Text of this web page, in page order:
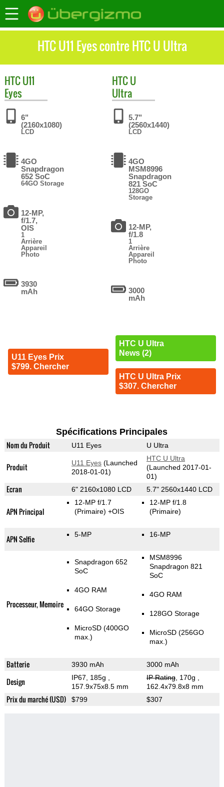
HTC U11 Eyes contre HTC U Ultra
HTCU11
Eyes
6"
(2160x1080)
LCD
4GO
Snapdragon
652 SoC
64GO Storage
12-MP,
f/1.7,
OIS
1
Arrière
Appareil
Photo
3930
mAh
U11 Eyes Prix
$799. Chercher
HTCU
Ultra
5.7"
(2560x1440)
LCD
4GO
MSM8996
Snapdragon
821 SoC
128GO
Storage
12-MP,
f/1.8
1
Arrière
Appareil
Photo
3000
mAh
HTC U Ultra
News (2)
HTC U Ultra Prix
$307. Chercher
Spécifications Principales
Nom du Produit U11 Eyes U Ultra
Produit U11 Eyes(Launched
2018-01-01)
HTC U Ultra
(Launched 2017-01-
01)
Ecran 6" 2160x1080 LCD 5.7" 2560x1440 LCD
APN Principal
12-MP f/1.7
(Primaire) +OIS
12-MP f/1.8
(Primaire)
APN Selfie 5-MP 16-MP
Processeur, Memoire
Snapdragon 652
SoC
4GO RAM
64GO Storage
MicroSD (400GO
max.)
MSM8996
Snapdragon 821
SoC
4GO RAM
128GO Storage
MicroSD (256GO
max.)
Batterie 3930 mAh 3000 mAh
Design IP67, 185g
157.9x75x8.5 mm
IP Rating, 170g
162.4x79.8x8 mm
Prix du marché (USD) $799 $307